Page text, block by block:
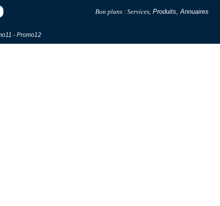
Bon plans : Services, Produits,Annuaires
- Promo12